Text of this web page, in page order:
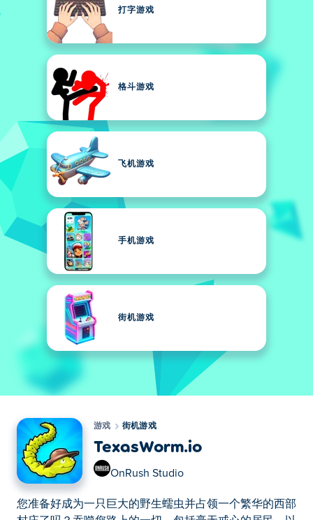
打字游戏
格斗游戏
飞机游戏
手机游戏
街机游戏
游戏 街机游戏
TexasWorm.io
OnRush Studio
您准备好成为一只巨大的野生蠕虫并占领一个繁华的西部